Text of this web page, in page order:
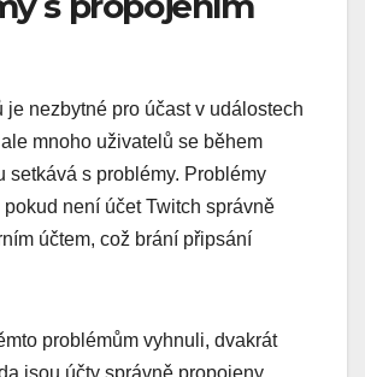
je nezbytné pro účast v událostech
mnoho uživatelů se během
setkává s problémy. Problémy
pokud není účet Twitch správně
účtem, což brání připsání
problémům vyhnuli, dvakrát